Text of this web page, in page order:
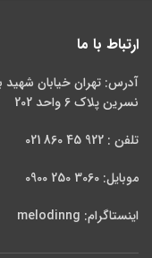
ارتباط با ما
آدرس: تهران خیابان
نسرین پلاک 6 واحد 202
تلفن : 922 45 860 021
موبایل: 3060 250 0900
اینستاگرام: melodinng